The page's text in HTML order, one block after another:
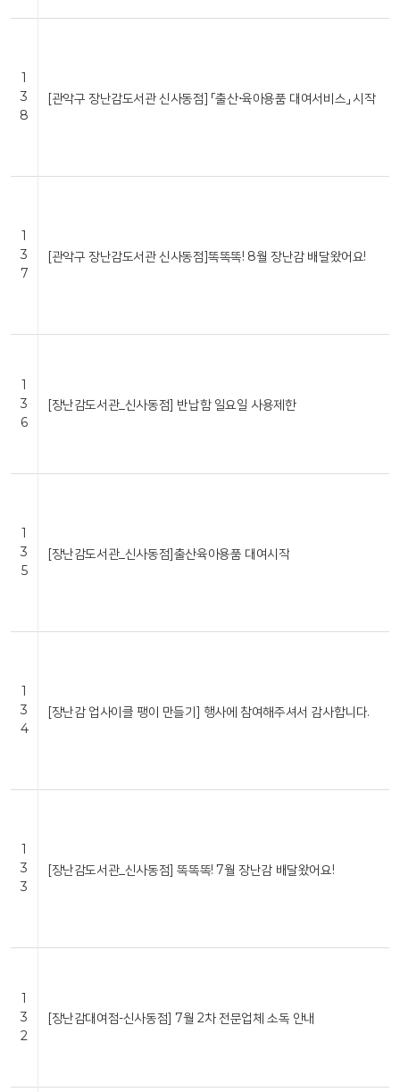
1
3
8
[관악구 장난감도서관 신사동점] 「출산⋅육아용품 대여서비스」 시작
1
3
7
[관악구 장난감도서관 신사동점]똑똑똑! 8월 장난감 배달왔어요!
1
3
6
[장난감도서관_신사동점] 반납함 일요일 사용제한
1
3
5
[장난감도서관_신사동점]출산육아용품 대여시작
1
3
4
[장난감 업사이클 팽이 만들기] 행사에 참여해주셔서 감사합니다.
1
3
3
[장난감도서관_신사동점] 똑똑똑! 7월 장난감 배달왔어요!
1
3
2
[장난감대여점-신사동점] 7월 2차 전문업체 소독 안내